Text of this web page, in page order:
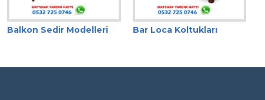
Balkon Sedir Modelleri Bar Loca Koltukları